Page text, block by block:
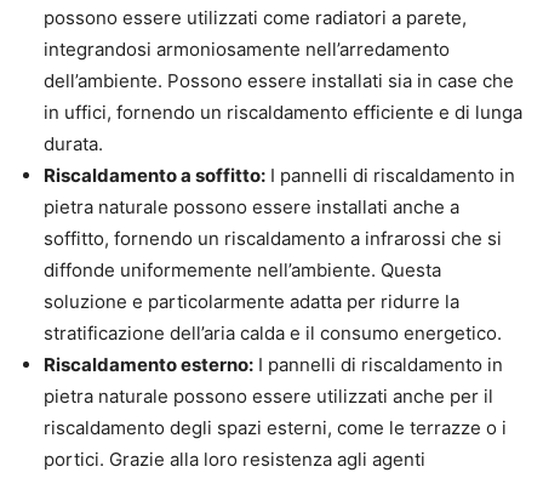
possono essere utilizzati come radiatori a parete,
integrandosi armoniosamente nell’arredamento
dell’ambiente. Possono essere installati sia in case che
in uffici, fornendo un riscaldamento efficiente e di lunga
durata.
Riscaldamento a soffitto: I pannelli di riscaldamento in
pietra naturale possono essere installati anche a
soffitto, fornendo un riscaldamento a infrarossi che si
diffonde uniformemente nell’ambiente. Questa
soluzione e particolarmente adatta per ridurre la
stratificazione dell’aria calda e il consumo energetico.
Riscaldamento esterno: I pannelli di riscaldamento in
pietra naturale possono essere utilizzati anche per il
riscaldamento degli spazi esterni, come le terrazze o i
portici. Grazie alla loro resistenza agli agenti